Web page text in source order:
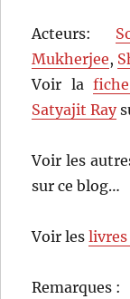
Acteurs:
Mukherjee,
Voir la
Satyajit Ray
Voir les
sur ce blog…
Voir leslivres
Remarques :